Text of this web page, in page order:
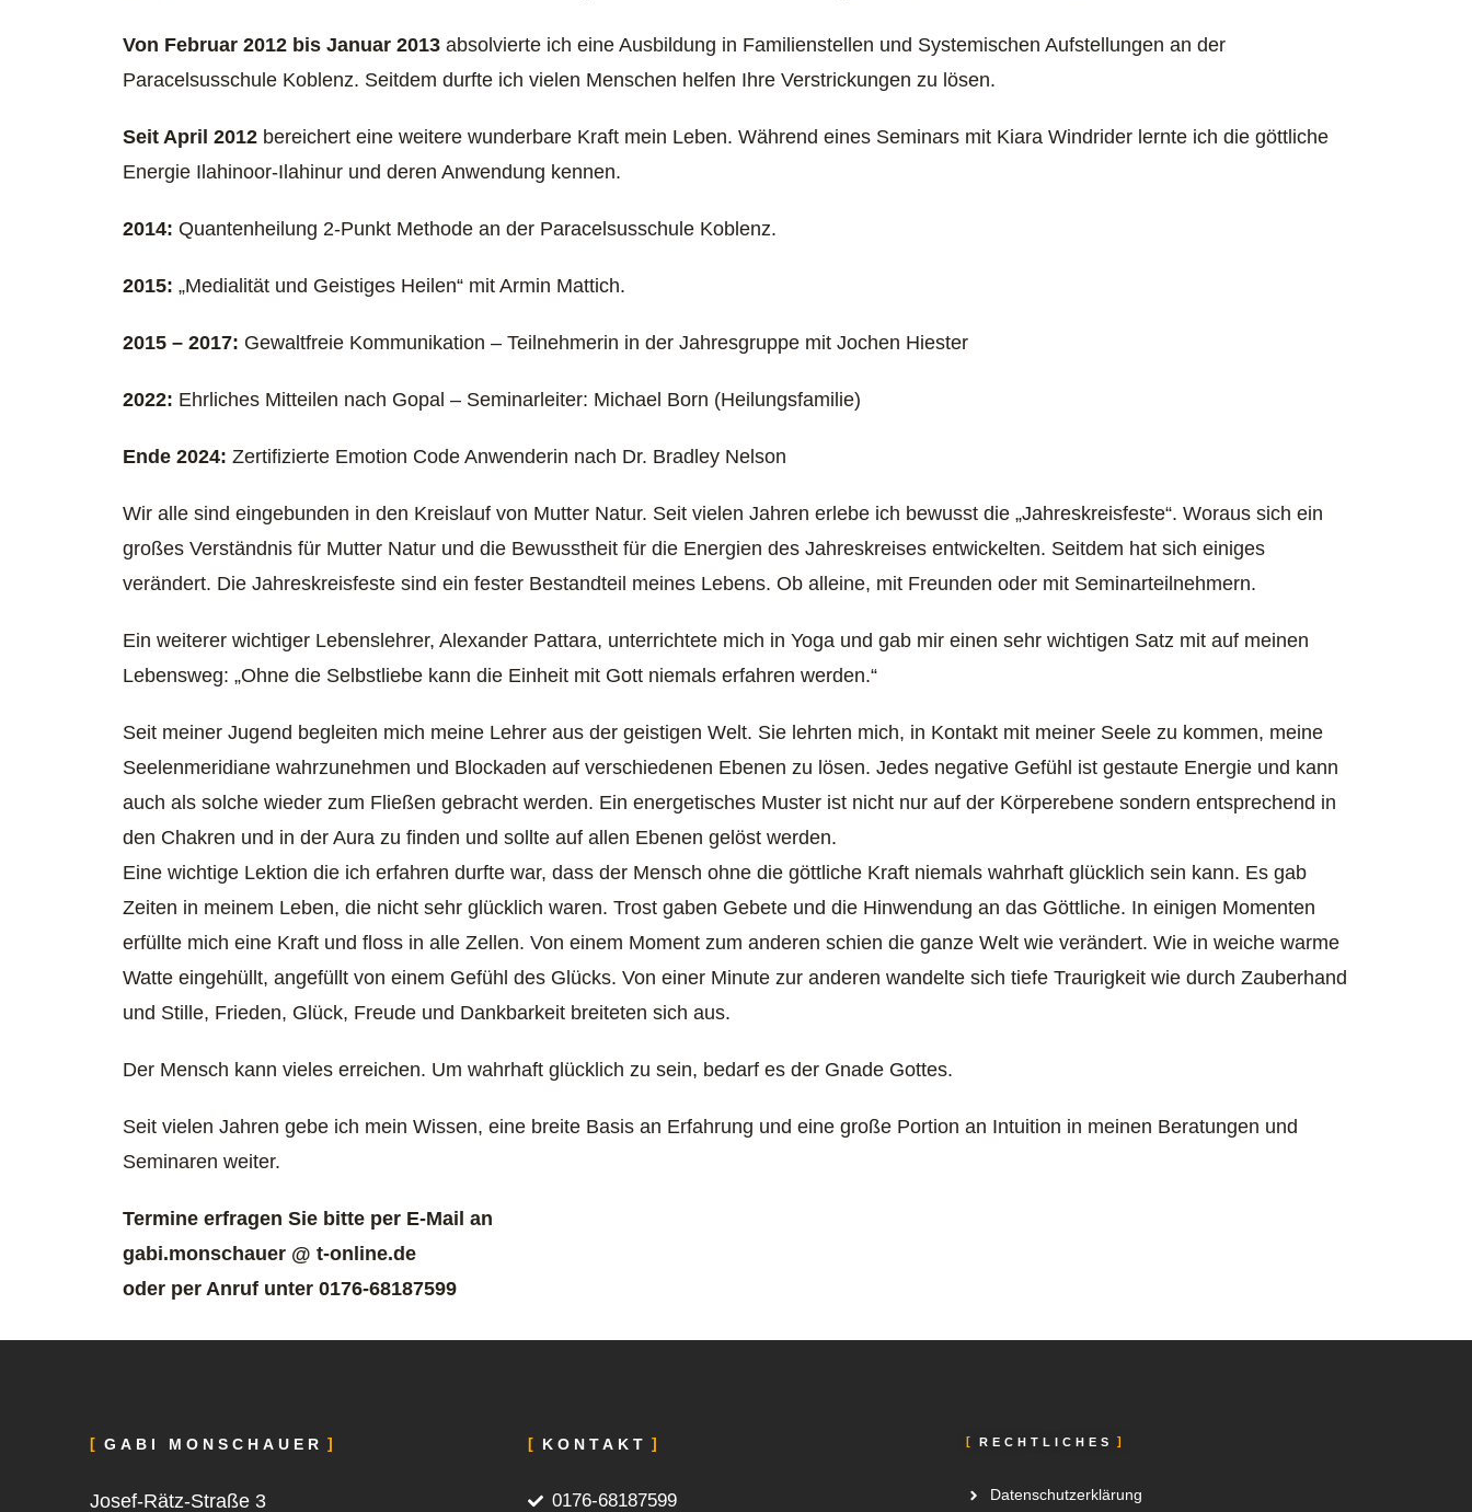
Von Februar 2012 bis Januar 2013 absolvierte ich eine Ausbildung in Familienstellen und Systemischen Aufstellungen an der
Paracelsusschule Koblenz. Seitdem durfte ich vielen Menschen helfen Ihre Verstrickungen zu lösen.
Seit April 2012 bereichert eine weitere wunderbare Kraft mein Leben. Während eines Seminars mit Kiara Windrider lernte ich die göttliche
Energie Ilahinoor-Ilahinur und deren Anwendung kennen.
2014: Quantenheilung 2-Punkt Methode an der Paracelsusschule Koblenz.
2015: „Medialität und Geistiges Heilen“ mit Armin Mattich.
2015 – 2017: Gewaltfreie Kommunikation – Teilnehmerin in der Jahresgruppe mit Jochen Hiester
2022: Ehrliches Mitteilen nach Gopal – Seminarleiter: Michael Born (Heilungsfamilie)
Ende 2024: Zertifizierte Emotion Code Anwenderin nach Dr. Bradley Nelson
Wir alle sind eingebunden in den Kreislauf von Mutter Natur. Seit vielen Jahren erlebe ich bewusst die „Jahreskreisfeste“. Woraus sich ein
großes Verständnis für Mutter Natur und die Bewusstheit für die Energien des Jahreskreises entwickelten. Seitdem hat sich einiges
verändert. Die Jahreskreisfeste sind ein fester Bestandteil meines Lebens. Ob alleine, mit Freunden oder mit Seminarteilnehmern.
Ein weiterer wichtiger Lebenslehrer, Alexander Pattara, unterrichtete mich in Yoga und gab mir einen sehr wichtigen Satz mit auf meinen
Lebensweg: „Ohne die Selbstliebe kann die Einheit mit Gott niemals erfahren werden.“
Seit meiner Jugend begleiten mich meine Lehrer aus der geistigen Welt. Sie lehrten mich, in Kontakt mit meiner Seele zu kommen, meine
Seelenmeridiane wahrzunehmen und Blockaden auf verschiedenen Ebenen zu lösen. Jedes negative Gefühl ist gestaute Energie und kann
auch als solche wieder zum Fließen gebracht werden. Ein energetisches Muster ist nicht nur auf der Körperebene sondern entsprechend in
den Chakren und in der Aura zu finden und sollte auf allen Ebenen gelöst werden.
Eine wichtige Lektion die ich erfahren durfte war, dass der Mensch ohne die göttliche Kraft niemals wahrhaft glücklich sein kann. Es gab
Zeiten in meinem Leben, die nicht sehr glücklich waren. Trost gaben Gebete und die Hinwendung an das Göttliche. In einigen Momenten
erfüllte mich eine Kraft und floss in alle Zellen. Von einem Moment zum anderen schien die ganze Welt wie verändert. Wie in weiche warme
Watte eingehüllt, angefüllt von einem Gefühl des Glücks. Von einer Minute zur anderen wandelte sich tiefe Traurigkeit wie durch Zauberhand
und Stille, Frieden, Glück, Freude und Dankbarkeit breiteten sich aus.
Der Mensch kann vieles erreichen. Um wahrhaft glücklich zu sein, bedarf es der Gnade Gottes.
Seit vielen Jahren gebe ich mein Wissen, eine breite Basis an Erfahrung und eine große Portion an Intuition in meinen Beratungen und
Seminaren weiter.
Termine erfragen Sie bitte per E-Mail an
gabi.monschauer @ t-online.de
oder per Anruf unter 0176-68187599
GABI MONSCHAUER
Josef-Rätz-Straße 3
KONTAKT
0176-68187599
RECHTLICHES
Datenschutzerklärung